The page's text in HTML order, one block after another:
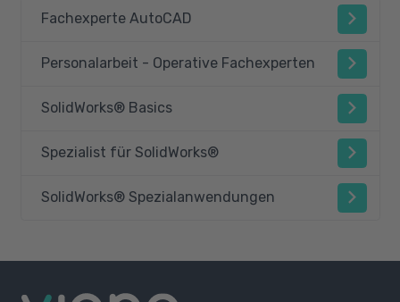
Fachexperte AutoCAD
Personalarbeit - Operative Fachexperten
SolidWorks® Basics
Spezialist für SolidWorks®
SolidWorks® Spezialanwendungen